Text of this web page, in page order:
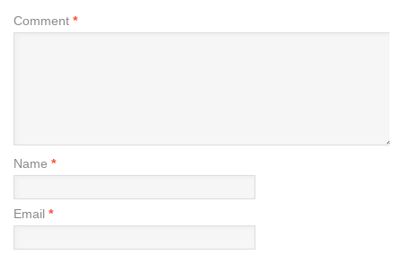
Comment *
Name *
Email *